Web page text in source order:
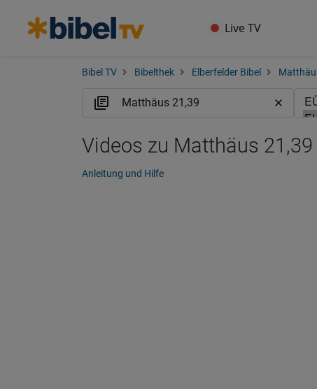
Live TV
Bibel TV Bibelthek Elberfelder Bibel
Videos zu Matthäus 21,39
Anleitung und Hilfe